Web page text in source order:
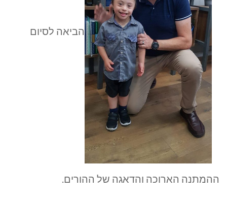
הביאה לסיום
ההמתנה הארוכה והדאגה של ההורים.